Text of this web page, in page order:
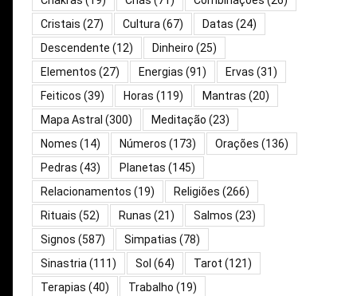
Cristais (27) Cultura(67) Datas (24)
Descendente (12) Dinheiro (25)
Elementos (27) Energias (91) Ervas (31)
Feiticos (39) Horas (119) Mantras (20)
Mapa Astral (300) Meditação (23)
Nomes (14) Números (173) Orações (136)
Pedras (43) Planetas (145)
Relacionamentos (19) Religiões (266)
Rituais (52) Runas (21) Salmos (23)
Signos (587) Simpatias (78)
Sinastria(111) Sol (64) Tarot (121)
Terapias (40) Trabalho (19)